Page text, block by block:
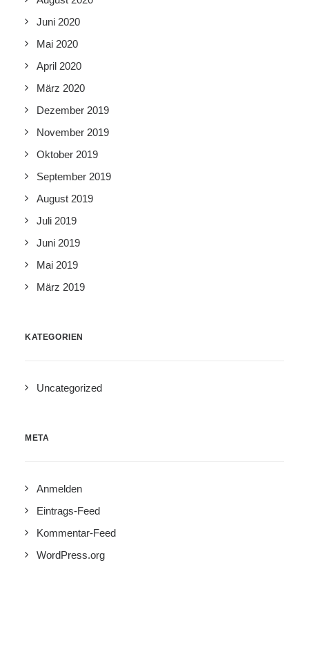
Juni 2020
Mai 2020
April 2020
März 2020
Dezember 2019
November 2019
Oktober 2019
September 2019
August 2019
Juli 2019
Juni 2019
Mai 2019
März 2019
KATEGORIEN
Uncategorized
META
Anmelden
Eintrags-Feed
Kommentar-Feed
WordPress.org